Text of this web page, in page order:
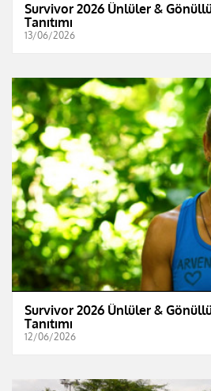
Survivor 2026 Ünlüler &
Tanıtımı
13/06/2026
Survivor 2026 Ünlüler &
Tanıtımı
12/06/2026